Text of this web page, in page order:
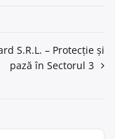
S.R.L. – Protecție și
pază în Sectorul 3